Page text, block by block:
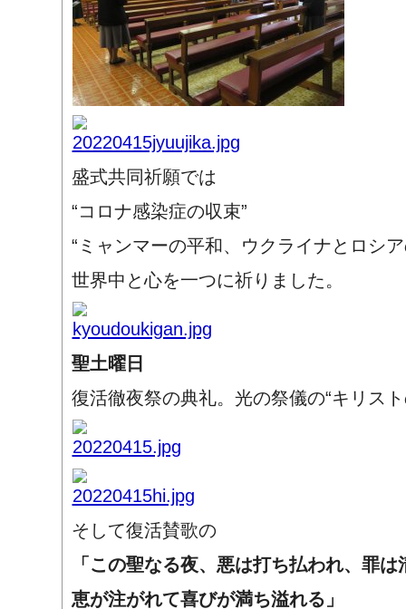
盛式共同祈願では
“コロナ感染症の収束”
“ミャンマーの平和、ウクライナとロシ
世界中と心を一つに祈りました。
聖土曜日
復活徹夜祭の典礼。光の祭儀の“キリスト
そして復活賛歌の
「この聖なる夜、悪は打ち払われ、罪は
恵が注がれて喜びが満ち溢れる」